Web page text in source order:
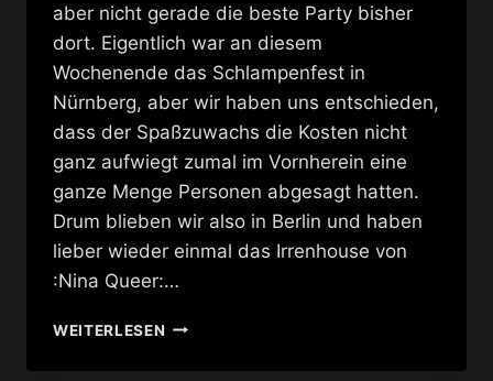
aber nicht gerade die beste Party bisher
dort. Eigentlich war an diesem
Wochenende das Schlampenfest in
Nürnberg, aber wir haben uns entschieden,
dass der Spaßzuwachs die Kosten nicht
ganz aufwiegt zumal im Vornherein eine
ganze Menge Personen abgesagt hatten.
Drum blieben wir also in Berlin und haben
lieber wieder einmal das Irrenhouse von
:Nina Queer:…
WEITERLESENSARAH
POLLY